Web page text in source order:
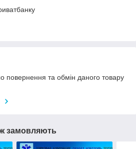
повернення та обмін даного товару
замовляють